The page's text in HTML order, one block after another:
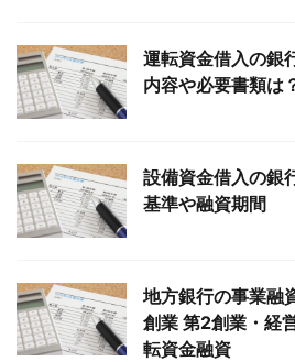
運転資金借入の銀
内容や必要書類は
設備資金借入の銀
基準や融資期間
地方銀行の事業融
創業 第2創業・経
転資金融資